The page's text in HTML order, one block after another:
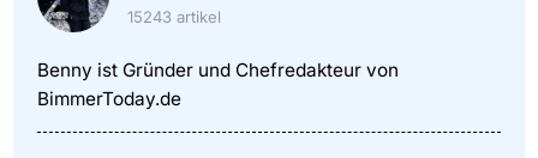
15243 artikel
Benny ist Gründer und Chefredakteur von
BimmerToday.de